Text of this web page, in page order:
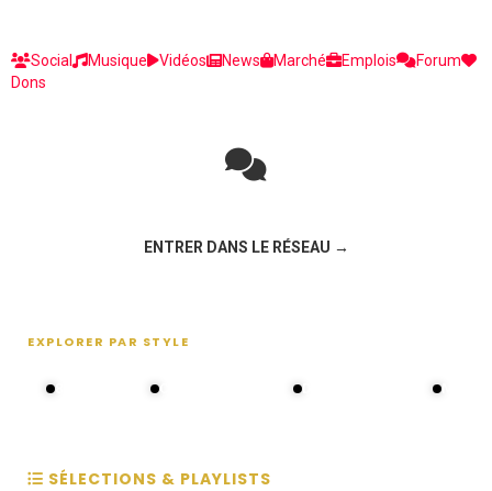
Social Musique Vidéos News Marché Emplois
Forum
Dons
ENTRER DANS LE RÉSEAU →
EXPLORER PAR STYLE
SÉLECTIONS & PLAYLISTS